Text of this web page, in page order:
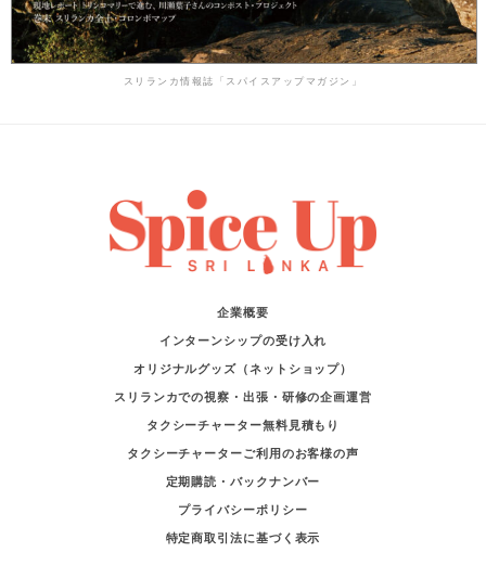
スリランカ情報誌「スパイスアップマガジン」
企業概要
インターンシップの受け入れ
オリジナルグッズ（ネットショップ）
スリランカでの視察・出張・研修の企画運営
タクシーチャーター無料見積もり
タクシーチャーターご利用のお客様の声
定期購読・バックナンバー
プライバシーポリシー
特定商取引法に基づく表示